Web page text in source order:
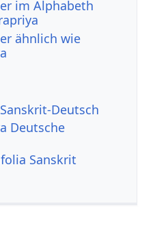
im Alphabeth
ähnlich wie
Deutsch
Deutsche
Sanskrit